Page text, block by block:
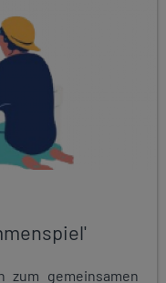
zum gemeinsamen